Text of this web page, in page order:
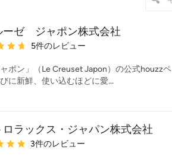
ーゼ ジャポン株式会社
つ星中 星4.85件のレビュー
ャポン」（Le Creuset Japon）の公式houzzペ
に新鮮、使い込むほどに愛...
ロラックス・ジャパン株式会社
つ星中 星53件のレビュー